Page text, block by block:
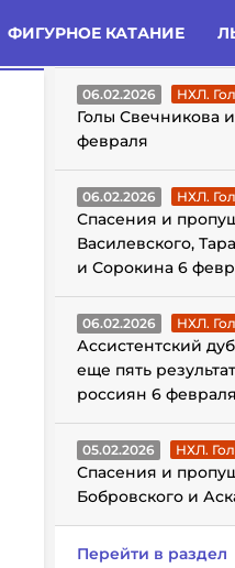
ФИГУРНОЕ КАТАНИЕ
ГОЛЫ С
06.02.2026 НХЛ.
Голы Свечникова
февраля
06.02.2026 НХЛ.
Спасения и
Василевского,
и Сорокина 6
06.02.2026 НХЛ.
Ассистентский
еще пять
россиян 6 февраля
05.02.2026 НХЛ.
Спасения и
Бобровского и
Перейти в раздел